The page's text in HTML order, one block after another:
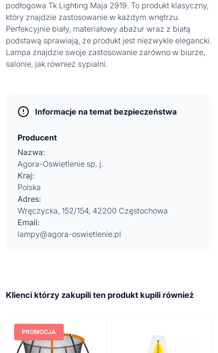
podłogowa Tk Lighting Maja 2919. To produkt klasyczny,
który znajdzie zastosowanie w każdym wnętrzu.
Perfekcyjnie biały, materiałowy abażur wraz z białą
podstawą sprawiają, że produkt jest niezwykle elegancki.
Lampa znajdzie swoje zastosowanie zarówno w biurze,
salonie, jak również sypialni.
Informacje na temat bezpieczeństwa
Producent
Nazwa:
Agora-Oswietlenie sp. j.
Kraj:
Polska
Adres:
Wręczycka, 152/154, 42200 Częstochowa
Email:
lampy@agora-oswietlenie.pl
Klienci którzy zakupili ten produkt kupili również
PROMOCJA